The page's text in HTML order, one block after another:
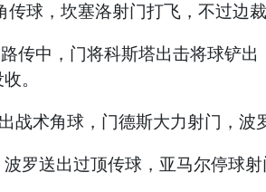
传球，坎塞洛射门打飞，不过边
传中，门将科斯塔出击将球铲
。
战术角球，门德斯大力射门，
罗送出过顶传球，亚马尔停球